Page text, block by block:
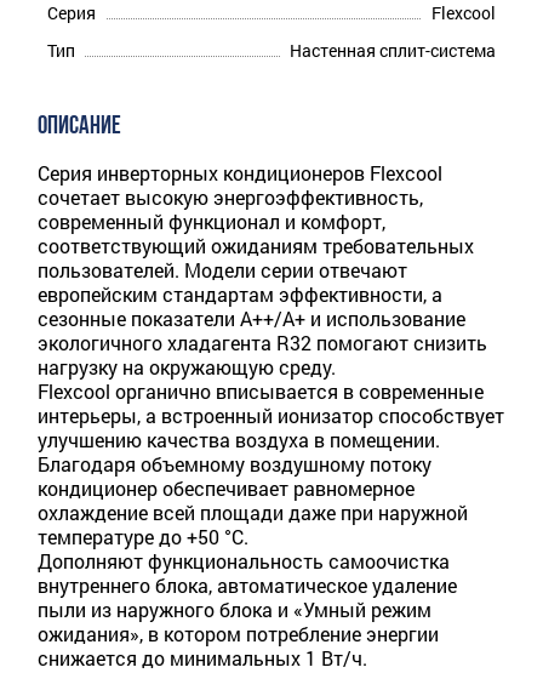
Серия
Flexcool
Тип
Настенная сплит-система
ОПИСАНИЕ
Серия инверторных кондиционеров Flexcool
сочетает высокую энергоэффективность,
современный функционал и комфорт,
соответствующий ожиданиям требовательных
пользователей. Модели серии отвечают
европейским стандартам эффективности, а
сезонные показатели A++/A+ и использование
экологичного хладагента R32 помогают снизить
нагрузку на окружающую среду.
Flexcool органично вписывается в современные
интерьеры, а встроенный ионизатор способствует
улучшению качества воздуха в помещении.
Благодаря объемному воздушному потоку
кондиционер обеспечивает равномерное
охлаждение всей площади даже при наружной
температуре до +50 °C.
Дополняют функциональность самоочистка
внутреннего блока, автоматическое удаление
пыли из наружного блока и «Умный режим
ожидания», в котором потребление энергии
снижается до минимальных 1 Вт/ч.